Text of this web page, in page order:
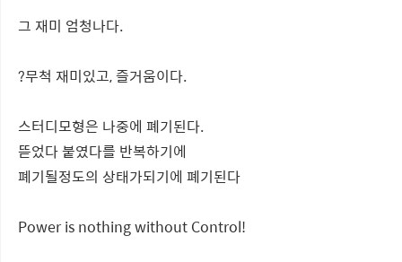
그 재미 엄청나다.
?무척 재미있고, 즐거움이다.
스터디모형은 나중에 폐기된다.
뜯었다 붙였다를 반복하기에
폐기될정도의 상태가되기에 폐기된다
Power is nothing without Control!